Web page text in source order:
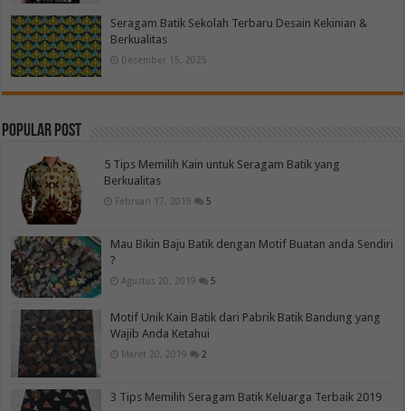
Seragam Batik Sekolah Terbaru Desain Kekinian &
Berkualitas
Desember 15, 2025
Popular Post
5 Tips Memilih Kain untuk Seragam Batik yang
Berkualitas
Februari 17, 2019 5
Mau Bikin Baju Batik dengan Motif Buatan anda Sendiri
?
Agustus 20, 2019 5
Motif Unik Kain Batik dari Pabrik Batik Bandung yang
Wajib Anda Ketahui
Maret 20, 2019 2
3 Tips Memilih Seragam Batik Keluarga Terbaik 2019